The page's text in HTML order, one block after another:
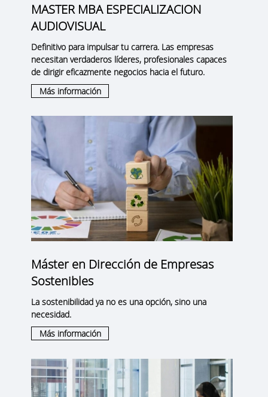
MASTER MBA ESPECIALIZACION
AUDIOVISUAL
Definitivo para impulsar tu carrera. Las empresas
necesitan verdaderos líderes, profesionales capaces
de dirigir eficazmente negocios hacia el futuro.
Más información
Máster en Dirección de Empresas
Sostenibles
La sostenibilidad ya no es una opción, sino una
necesidad.
Más información